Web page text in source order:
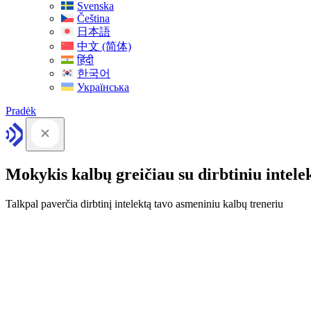
Svenska
Čeština
日本語
中文 (简体)
हिंदी
한국어
Українська
Pradėk
Mokykis kalbų greičiau su dirbtiniu
Talkpal paverčia dirbtinį intelektą tavo asmeniniu kalbų treneriu